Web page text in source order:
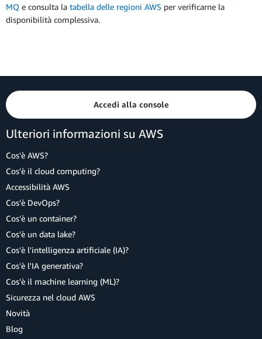
MQ e consulta la tabella delle regioni AWS per verificarne la
disponibilità complessiva.
Accedi alla console
Ulteriori informazioni su AWS
Cos'è AWS?
Cos'è il cloud computing?
Accessibilità AWS
Cos'è DevOps?
Cos'è un container?
Cos'è un data lake?
Cos'è l'intelligenza artificiale (IA)?
Cos'è l'IA generativa?
Cos'è il machine learning (ML)?
Sicurezza nel cloud AWS
Novità
Blog